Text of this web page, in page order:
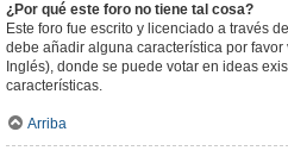
¿Por qué este foro no tiene tal cosa?
Este foro fue escrito y licenciado a través
debe añadir alguna característica por favor
Inglés), donde se puede votar en ideas
características.
Arriba